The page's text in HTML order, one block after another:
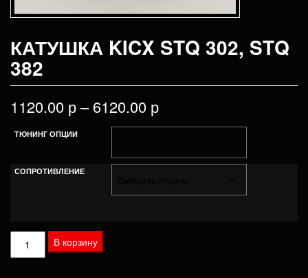
КАТУШКА KICX STQ 302, STQ
382
1120.00 р–6120.00 р
ТЮНИНГ ОПЦИИ
СОПРОТИВЛЕНИЕ
Количество
товара
В корзину